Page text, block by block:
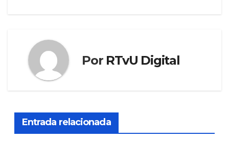
Por RTvU Digital
Entrada relacionada